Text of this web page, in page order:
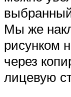
Мы же
рисунком
через
лицевую